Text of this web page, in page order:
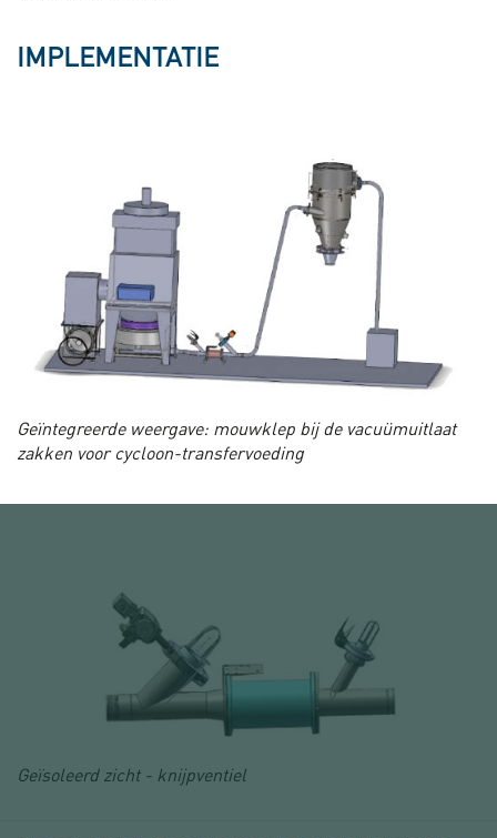
IMPLEMENTATIE
Geïntegreerde weergave: mouwklep bij de vacuümuitlaat
zakken voor cycloon-transfervoeding
Geïsoleerd zicht - knijpventiel